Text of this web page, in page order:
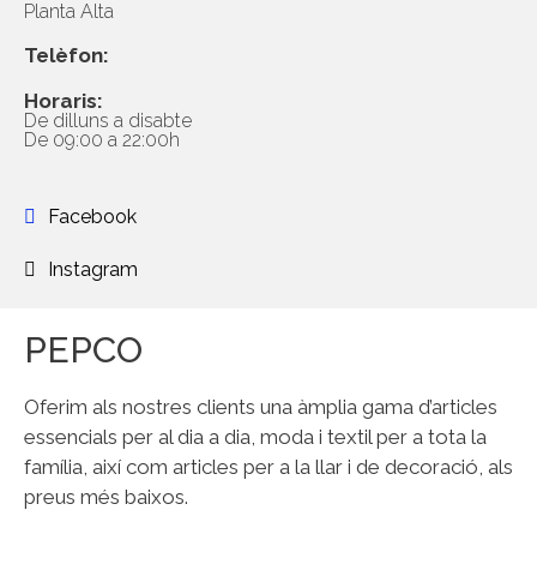
Planta Alta
Telèfon:
Horaris:
De dilluns a disabte
De 09:00 a 22:00h
Facebook
Instagram
PEPCO
Oferim als nostres clients una àmplia gama d’articles
essencials per al dia a dia, moda i textil per a tota la
família, així com articles per a la llar i de decoració, als
preus més baixos.